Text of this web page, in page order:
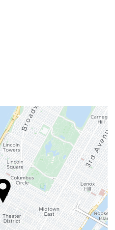
une vision réduite
d'une déficience auditive
fumeurs
sont pas acceptés